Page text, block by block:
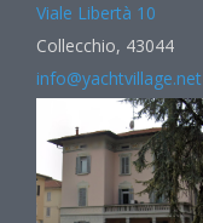
Viale Libertà 10
Collecchio, 43044
info@yachtvillage.net